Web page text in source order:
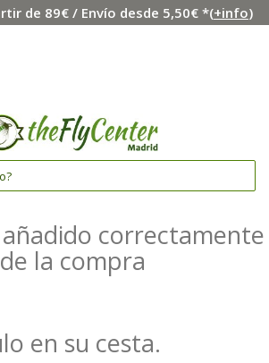
de 89€ / Envío desde 5,50€ *(+info)
correctamente
la compra
en su cesta.